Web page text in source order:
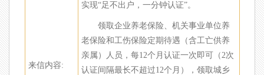
来信内容:
实现“足不出户，一分钟认证”。
领取企业养老保险、机关事业单位养
老保险和工伤保险定期待遇（含工亡供养
亲属）人员，每12个月认证一次即可（2次
认证间隔最长不超过12个月），领取城乡